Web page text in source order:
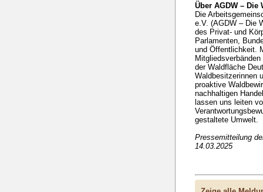
Über AGDW – Die
Die
e.V. (AGDW – Die
des Privat- und
Parlamenten,
und Öffentlichkeit.
der Waldfläche
Waldbesitzerinnen
proaktive
nachhaltigen
lassen uns leiten
gestaltete Umwelt.
Pressemitteilung
14.03.2025